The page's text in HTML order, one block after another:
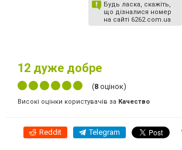
Будь ласка, скажіть,
що дізналися номер
на сайті 6262.com.ua
12 дуже добре
(8 оцінок)
Високі оцінки користувачів за Качество
Reddit Telegram